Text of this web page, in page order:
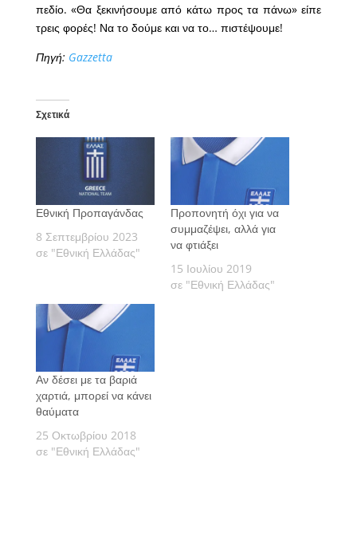
πεδίο. «Θα ξεκινήσουμε από κάτω προς τα πάνω» είπε
τρεις φορές! Να το δούμε και να το… πιστέψουμε!
Πηγή: Gazzetta
Σχετικά
Εθνική Προπαγάνδας
8 Σεπτεμβρίου 2023
σε "Εθνική Ελλάδας"
Προπονητή όχι για να
συμμαζέψει, αλλά για
να φτιάξει
15 Ιουλίου 2019
σε "Εθνική Ελλάδας"
Αν δέσει με τα βαριά
χαρτιά, μπορεί να κάνει
θαύματα
25 Οκτωβρίου 2018
σε "Εθνική Ελλάδας"